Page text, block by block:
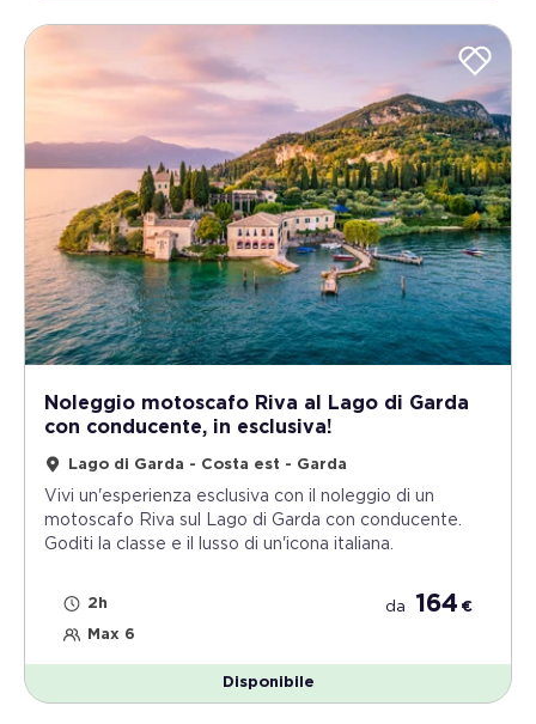
Noleggio motoscafo Riva al Lago di Garda
con conducente, in esclusiva!
Lago di Garda - Costa est - Garda
Vivi un'esperienza esclusiva con il noleggio di un
motoscafo Riva sul Lago di Garda con conducente.
Goditi la classe e il lusso di un'icona italiana.
2h
Max 6
da 164 €
Disponibile